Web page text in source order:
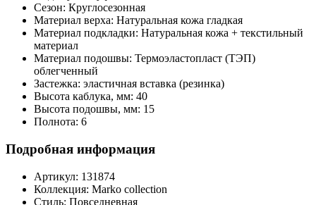
Сезон: Круглосезонная
Материал верха: Натуральная кожа гладкая
Материал подкладки: Натуральная кожа + текстильный
материал
Материал подошвы: Термоэластопласт (ТЭП)
облегченный
Застежка: эластичная вставка (резинка)
Высота каблука, мм: 40
Высота подошвы, мм: 15
Полнота: 6
Подробная информация
Артикул: 131874
Коллекция: Marko collection
Стиль: Повседневная